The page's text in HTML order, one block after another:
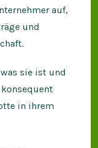
auf,
und
sie ist und
in ihrem